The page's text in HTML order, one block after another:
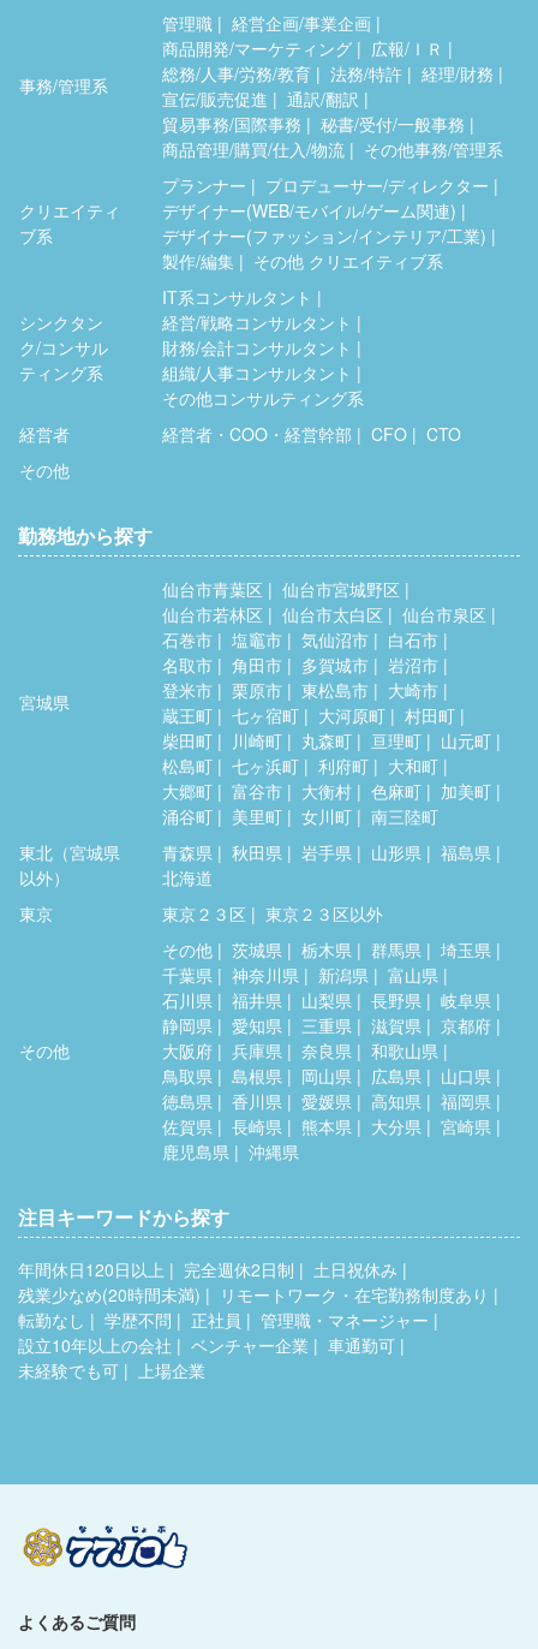
事務/管理系
管理職
経営企画/事業企画
商品開発/マーケティング
広報/ＩＲ
総務/人事/労務/教育
法務/特許
経理/財務
宣伝/販売促進
通訳/翻訳
貿易事務/国際事務
秘書/受付/一般事務
商品管理/購買/仕入/物流
その他事務/管理系
クリエイティ
ブ系
プランナー
プロデューサー/ディレクター
デザイナー(WEB/モバイル/ゲーム関連)
デザイナー(ファッション/インテリア/工業)
製作/編集
その他 クリエイティブ系
シンクタン
ク/コンサル
ティング系
IT系コンサルタント
経営/戦略コンサルタント
財務/会計コンサルタント
組織/人事コンサルタント
その他コンサルティング系
経営者
経営者・COO・経営幹部 CFO
CTO
その他
勤務地から探す
宮城県
仙台市青葉区
仙台市宮城野区
仙台市若林区
仙台市太白区
仙台市泉区
石巻市
塩竈市 気仙沼市
白石市
名取市
角田市 多賀城市
岩沼市
登米市
栗原市 東松島市
大崎市
蔵王町
七ヶ宿町 大河原町
村田町
柴田町
川崎町 丸森町 亘理町
山元町
松島町
七ヶ浜町 利府町
大和町
大郷町
富谷市 大衡村 色麻町
加美町
涌谷町
美里町 女川町
南三陸町
東北（宮城県
以外）
青森県 秋田県 岩手県 山形県
福島県
北海道
東京
東京２３区 東京２３区以外
その他
その他 茨城県 栃木県 群馬県
埼玉県
千葉県
神奈川県 新潟県
富山県
石川県
福井県 山梨県 長野県
岐阜県
静岡県
愛知県 三重県 滋賀県
京都府
大阪府
兵庫県 奈良県
和歌山県
鳥取県
島根県 岡山県 広島県
山口県
徳島県
香川県 愛媛県 高知県
福岡県
佐賀県
長崎県 熊本県 大分県
宮崎県
鹿児島県
沖縄県
注目キーワードから探す
年間休日120日以上 完全週休2日制
土日祝休み
残業少なめ(20時間未満)
リモートワーク・在宅勤務制度あり
転勤なし
学歴不問 正社員
管理職・マネージャー
設立10年以上の会社
ベンチャー企業
車通勤可
未経験でも可
上場企業
よくあるご質問